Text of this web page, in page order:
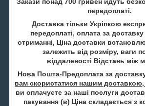
передоплаті.
Доставка тільки Укріпкою
передоплаті, оплата за
отриманні, Ціна доставки
залежить від розміру, ваги
віддаленості Відстань між
Нова Пошта-Предоплата за
вам скористатися нашим доставкою,
ви оплачуєте за наші послуги
пакування (в) Ціна складається з